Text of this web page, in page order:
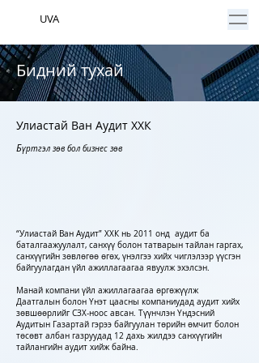
UVA
Бидний тухай
Улиастай Ван Аудит ХХК
Бүртгэл зөв бол бизнес зөв
“Улиастай Ван Аудит” ХХК нь 2011 онд аудит ба
баталгаажуулалт, санхүү болон татварын тайлан гаргах,
санхүүгийн зөвлөгөө өгөх, үнэлгээ хийх чиглэлээр үүсгэн
байгуулагдан үйл ажиллагаагаа явуулж эхэлсэн.
Манай компани үйл ажиллагаагаа өргөжүүлж
Даатгалын болон Үнэт цаасны компаниудад аудит хийх
зөвшөөрлийг СЗХ-ноос авсан. Түүнчлэн Үндэсний
Аудитын Газартай гэрээ байгуулан төрийн өмчит болон
төсөвт албан газруудад 12 дахь жилдээ санхүүгийн
тайлангийн аудит хийж байна.